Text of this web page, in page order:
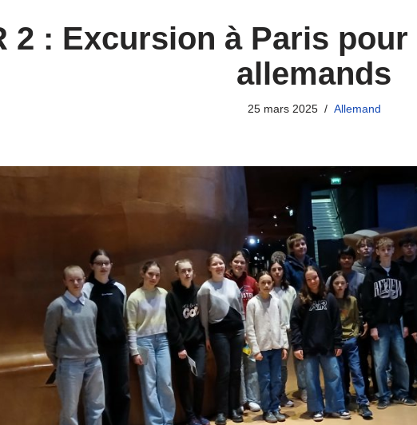
2 : Excursion à Paris
allemands
25 mars 2025 Allemand